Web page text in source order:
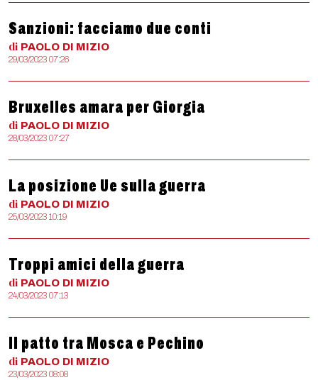
Sanzioni: facciamo due conti
di PAOLO DI MIZIO
29/03/2023 07:26
Bruxelles amara per Giorgia
di PAOLO DI MIZIO
28/03/2023 07:27
La posizione Ue sulla guerra
di PAOLO DI MIZIO
25/03/2023 10:19
Troppi amici della guerra
di PAOLO DI MIZIO
24/03/2023 07:13
Il patto tra Mosca e Pechino
di PAOLO DI MIZIO
23/03/2023 08:08